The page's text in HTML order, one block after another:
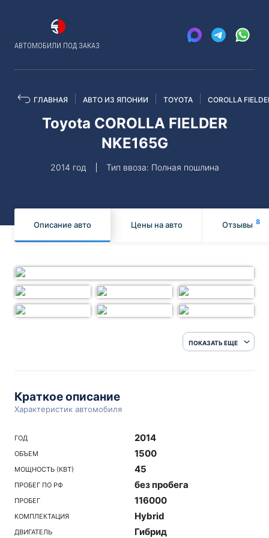
АВТОМОБИЛИ ПОД ЗАКАЗ
ГЛАВНАЯ АВТО ИЗ ЯПОНИИ TOYOTA COROLLA
Toyota COROLLA FIELDER
NKE165G
2014 год Тип ввоза: Полная пошлина
Описание авто Цены на авто Отзывы 8
ПОКАЗАТЬ ЕЩЕ
Краткое описание
Характеристик автомобиля
ГОД 2014
ОБЪЕМ 1500
МОЩНОСТЬ (КВТ) 45
ПРОБЕГ ПО РФ без пробега
ПРОБЕГ 116000
КОМПЛЕКТАЦИЯ Hybrid
ДВИГАТЕЛЬ Гибрид